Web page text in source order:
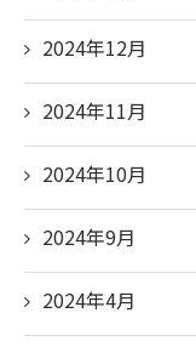
2024年12月
2024年11月
2024年10月
2024年9月
2024年4月